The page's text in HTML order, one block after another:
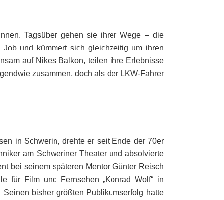
Tagsüber gehen sie ihrer Wege – die
und kümmert sich gleichzeitig um ihren
auf Nikes Balkon, teilen ihre Erlebnisse
zusammen, doch als der LKW-Fahrer
in Schwerin, drehte er seit Ende der 70er
am Schweriner Theater und absolvierte
bei seinem späteren Mentor Günter Reisch
für Film und Fernsehen „Konrad Wolf“ in
bisher größten Publikumserfolg hatte